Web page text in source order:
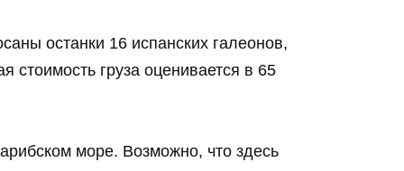
останки 16 испанских галеонов,
груза оценивается в 65
море. Возможно, что здесь